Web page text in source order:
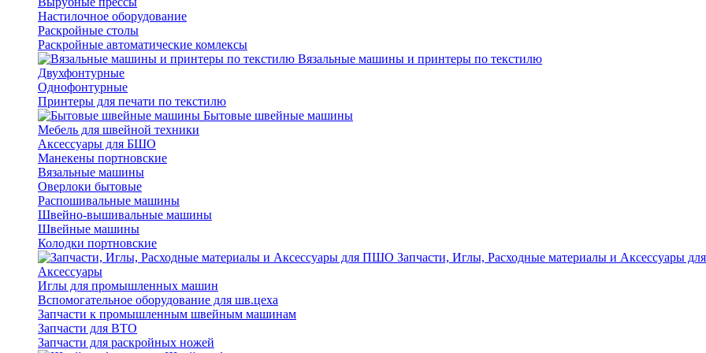
Настилочное оборудование
Раскройные столы
Раскройные автоматические комлексы
Вязальные машины и принтеры по текстилю
Двухфонтурные
Однофонтурные
Принтеры для печати по текстилю
Бытовые швейные машины
Мебель для швейной техники
Аксессуары для БШО
Манекены портновские
Вязальные машины
Оверлоки бытовые
Распошивальные машины
Швейно-вышивальные машины
Швейные машины
Колодки портновские
Запчасти, Иглы, Расходные материалы и Аксессуары
Аксессуары
Иглы для промышленных машин
Вспомогательное оборудование для шв.цеха
Запчасти к промышленным швейным машинам
Запчасти для ВТО
Запчасти для раскройных ножей